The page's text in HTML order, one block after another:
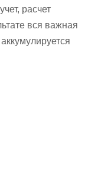
расчет
вся важная